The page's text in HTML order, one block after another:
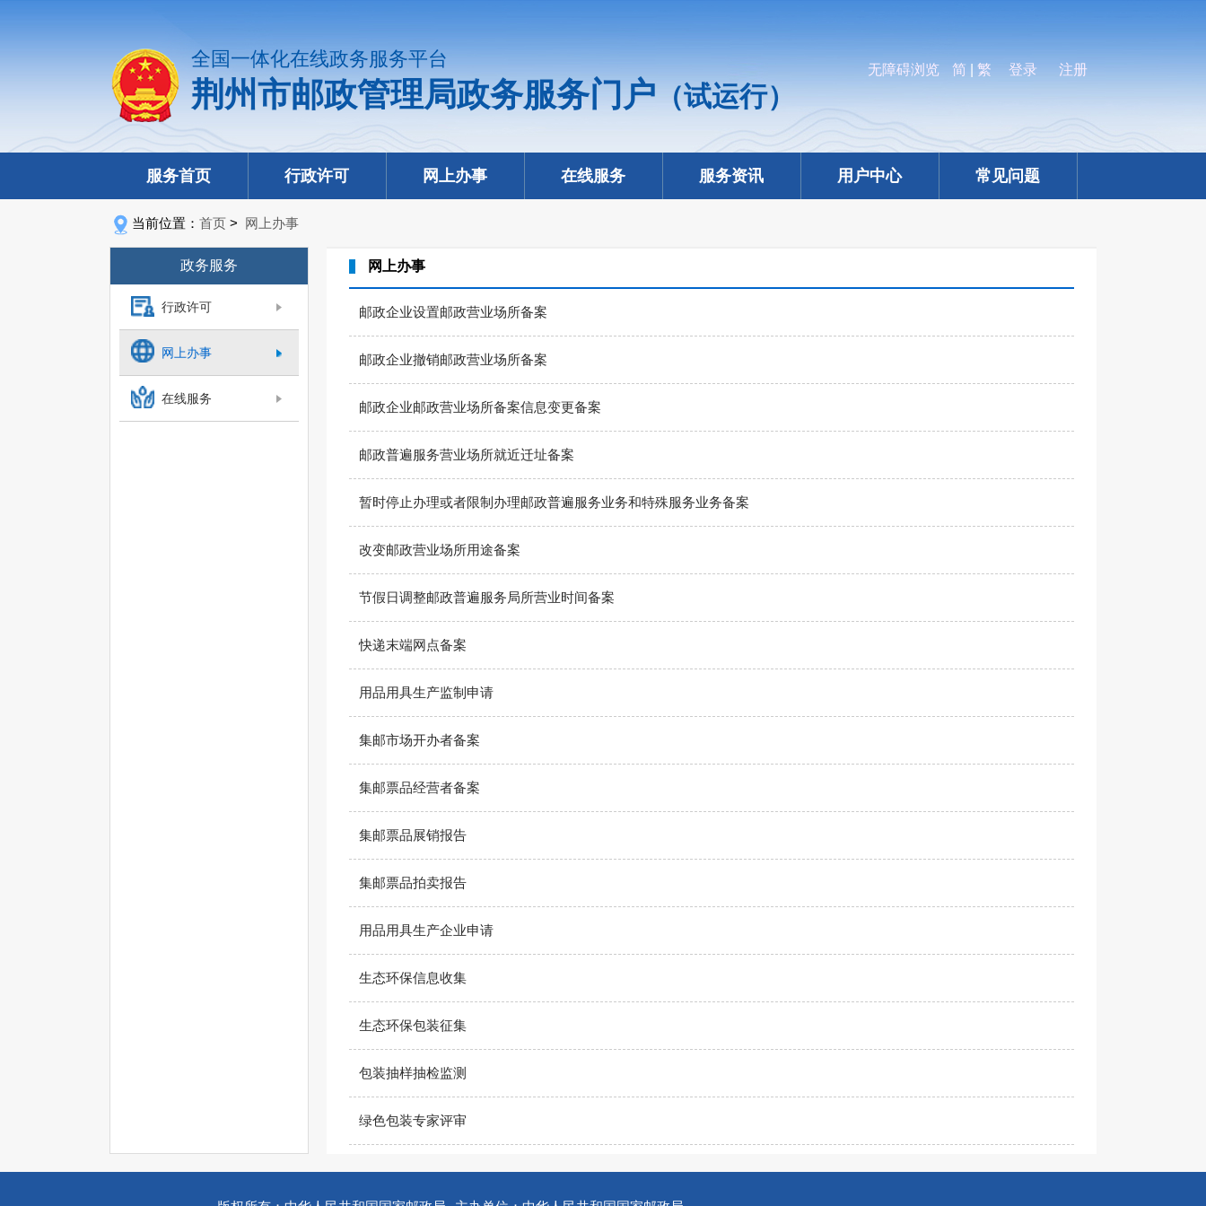
全国一体化在线政务服务平台
荆州市邮政管理局政务服务门户（试运行）
无障碍浏览 简 繁 登录 注册
服务首页 行政许可 网上办事 在线服务 服务资讯 用户中心 常见问题
当前位置： 首页 > 网上办事
政务服务
行政许可
网上办事
在线服务
网上办事
邮政企业设置邮政营业场所备案
邮政企业撤销邮政营业场所备案
邮政企业邮政营业场所备案信息变更备案
邮政普遍服务营业场所就近迁址备案
暂时停止办理或者限制办理邮政普遍服务业务和特殊服务业务备案
改变邮政营业场所用途备案
节假日调整邮政普遍服务局所营业时间备案
快递末端网点备案
用品用具生产监制申请
集邮市场开办者备案
集邮票品经营者备案
集邮票品展销报告
集邮票品拍卖报告
用品用具生产企业申请
生态环保信息收集
生态环保包装征集
包装抽样抽检监测
绿色包装专家评审